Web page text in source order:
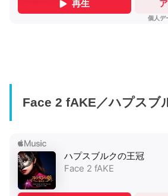
Face 2 fAKE／ハプスブ